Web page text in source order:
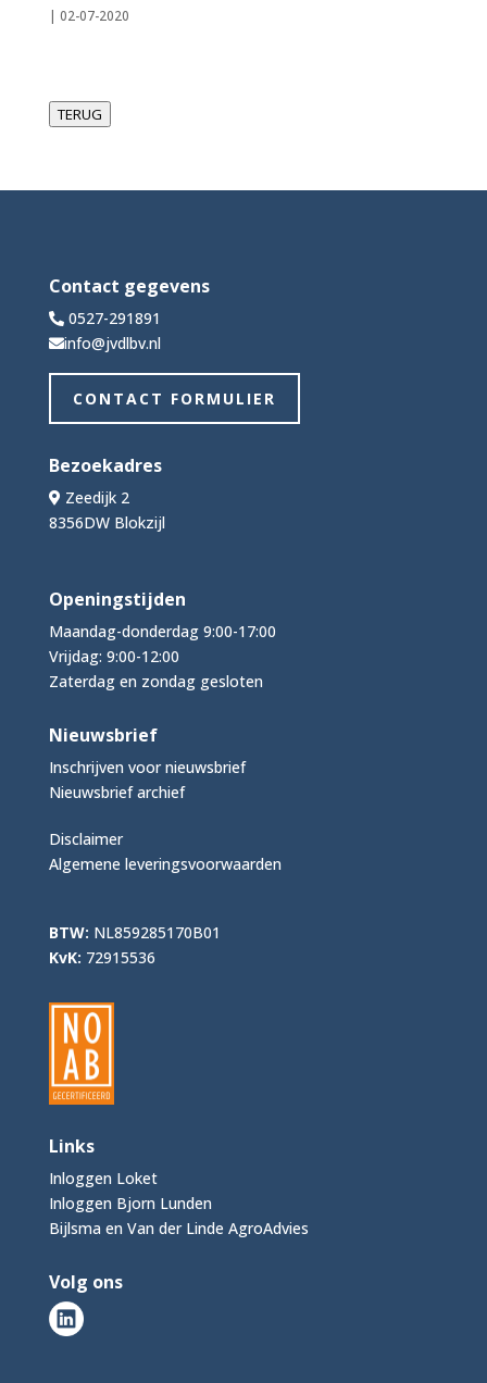
| 02-07-2020
TERUG
Contact gegevens
0527-291891
info@jvdlbv.nl
CONTACT FORMULIER
Bezoekadres
Zeedijk 2
8356DW Blokzijl
Openingstijden
Maandag-donderdag 9:00-17:00
Vrijdag: 9:00-12:00
Zaterdag en zondag gesloten
Nieuwsbrief
Inschrijven voor nieuwsbrief
Nieuwsbrief archief
Disclaimer
Algemene leveringsvoorwaarden
BTW: NL859285170B01
KvK: 72915536
Links
Inloggen Loket
Inloggen Bjorn Lunden
Bijlsma en Van der Linde AgroAdvies
Volg ons